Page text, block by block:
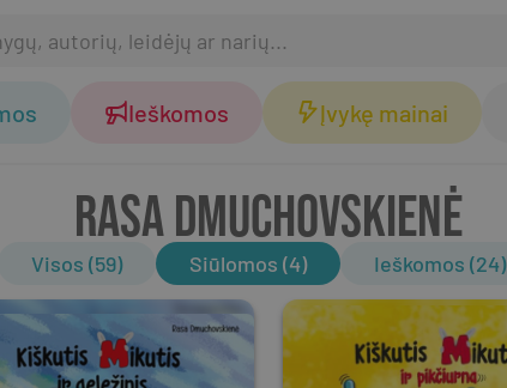
Ieškomos Įvykę mainai
RASA DMUCHOVSKIENĖ
Visos (59) Siūlomos (4) Ieškomos (24)